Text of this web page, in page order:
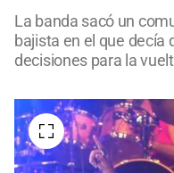
La banda sacó un
bajista en el que decía
decisiones para la